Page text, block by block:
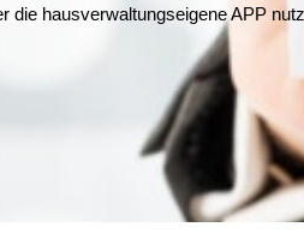
die hausverwaltungseigene APP